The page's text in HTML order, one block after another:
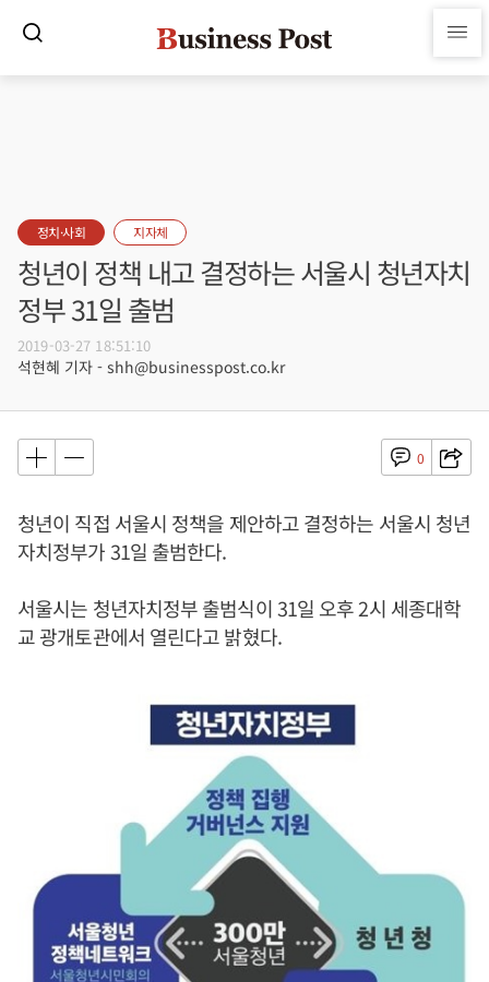
정치·사회 지자체
청년이 정책 내고 결정하는 서울시 청년자치
정부 31일 출범
2019-03-27 18:51:10
석현혜 기자 - shh@businesspost.co.kr
0
청년이 직접 서울시 정책을 제안하고 결정하는 서울시 청년
자치정부가 31일 출범한다.
서울시는 청년자치정부 출범식이 31일 오후 2시 세종대학
교 광개토관에서 열린다고 밝혔다.